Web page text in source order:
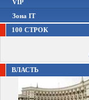
VIP
Зона IT
100 СТРОК
ВЛАСТЬ